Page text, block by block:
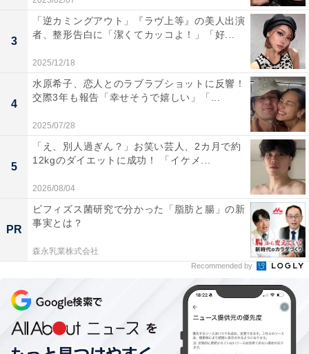
3
「逆カミングアウト」『ラヴ上等』の美人出演
者、整形告白に「潔くてカッコよ！」「好...
2025/12/18
4
水原希子、恋人とのラブラブショットに反響！
交際3年も報告「幸せそうで嬉しい」「...
2025/07/28
5
「え、別人過ぎん？」お笑い芸人、2カ月で約
12kgのダイエットに成功！ 「イケメ...
2026/08/04
PR
ビフィズス菌研究で分かった「脂肪と腸」の新
事実とは？
森永乳業株式会社
Recommended by